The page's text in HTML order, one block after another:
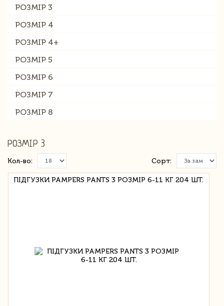
РОЗМІР 3
РОЗМІР 4
РОЗМІР 4+
РОЗМІР 5
РОЗМІР 6
РОЗМІР 7
РОЗМІР 8
РОЗМІР 3
Кол-во: Сорт:
ПІДГУЗКИ PAMPERS PANTS 3 РОЗМІР 6-11 КГ 204 ШТ.